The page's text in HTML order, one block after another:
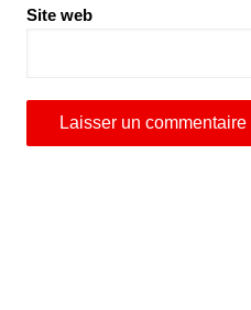
Site web